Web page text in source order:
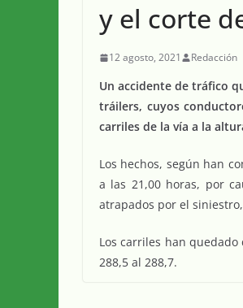
y el corte
12 agosto, 2021 Redacción
Un accidente de tráfico
tráilers, cuyos
carriles de la vía a la
Los hechos, según han
a las 21,00 horas, por
atrapados por el
Los carriles han
288,5 al 288,7.